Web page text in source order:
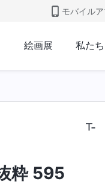
モバイルア
絵画展 私た
粋 595